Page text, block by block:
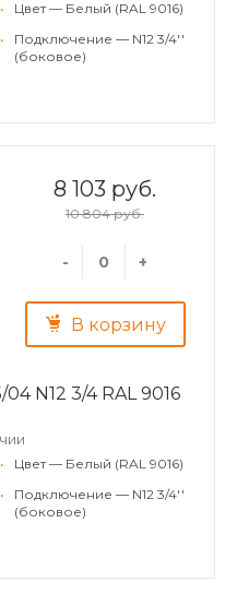
•
Цвет — Белый (RAL 9016)
•
Подключение — N12 3/4''
(боковое)
8 103 руб.
10 804 руб.
- +
В корзину
N12 3/4 RAL 9016
•
Цвет — Белый (RAL 9016)
•
Подключение — N12 3/4''
(боковое)